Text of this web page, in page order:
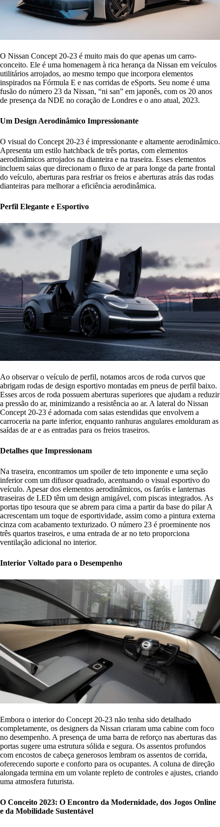
O Nissan Concept 20-23 é muito mais do que apenas um carro-
conceito. Ele é uma homenagem à rica herança da Nissan em veículos
utilitários arrojados, ao mesmo tempo que incorpora elementos
inspirados na Fórmula E e nas corridas de eSports. Seu nome é uma
fusão do número 23 da Nissan, “ni san” em japonês, com os 20 anos
de presença da NDE no coração de Londres e o ano atual, 2023.
Um Design Aerodinâmico Impressionante
O visual do Concept 20-23 é impressionante e altamente aerodinâmico.
Apresenta um estilo hatchback de três portas, com elementos
aerodinâmicos arrojados na dianteira e na traseira. Esses elementos
incluem saias que direcionam o fluxo de ar para longe da parte frontal
do veículo, aberturas para resfriar os freios e aberturas atrás das rodas
dianteiras para melhorar a eficiência aerodinâmica.
Perfil Elegante e Esportivo
Ao observar o veículo de perfil, notamos arcos de roda curvos que
abrigam rodas de design esportivo montadas em pneus de perfil baixo.
Esses arcos de roda possuem aberturas superiores que ajudam a reduzir
a pressão do ar, minimizando a resistência ao ar. A lateral do Nissan
Concept 20-23 é adornada com saias estendidas que envolvem a
carroceria na parte inferior, enquanto ranhuras angulares emolduram as
saídas de ar e as entradas para os freios traseiros.
Detalhes que Impressionam
Na traseira, encontramos um spoiler de teto imponente e uma seção
inferior com um difusor quadrado, acentuando o visual esportivo do
veículo. Apesar dos elementos aerodinâmicos, os faróis e lanternas
traseiras de LED têm um design amigável, com piscas integrados. As
portas tipo tesoura que se abrem para cima a partir da base do pilar A
acrescentam um toque de esportividade, assim como a pintura externa
cinza com acabamento texturizado. O número 23 é proeminente nos
três quartos traseiros, e uma entrada de ar no teto proporciona
ventilação adicional no interior.
Interior Voltado para o Desempenho
Embora o interior do Concept 20-23 não tenha sido detalhado
completamente, os designers da Nissan criaram uma cabine com foco
no desempenho. A presença de uma barra de reforço nas aberturas das
portas sugere uma estrutura sólida e segura. Os assentos profundos
com encostos de cabeça generosos lembram os assentos de corrida,
oferecendo suporte e conforto para os ocupantes. A coluna de direção
alongada termina em um volante repleto de controles e ajustes, criando
uma atmosfera futurista.
O Conceito 2023: O Encontro da Modernidade, dos Jogos Online
e da Mobilidade Sustentável